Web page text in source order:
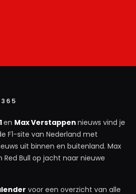
en Max Verstappen nieuws vind je
F1-site van Nederland met
uit binnen en buitenland. Max
Bull op jacht naar nieuwe
voor een overzicht van alle